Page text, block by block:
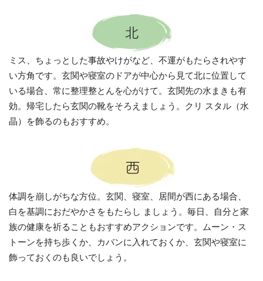
ミス、ちょっとした事故やけがなど、不運がもたらされやす
い方角です。玄関や寝室のドアが中心から見て北に位置して
いる場合、常に整理整とんを心がけて。玄関先の水まきも有
効。帰宅したら玄関の靴をそろえましょう。クリ スタル（水
晶）を飾るのもおすすめ。
体調を崩しがちな方位。玄関、寝室、居間が西にある場合、
白を基調におだやかさをもたらし ましょう。毎日、自分と家
族の健康を祈ることもおすすめアクションです。ムーン・ス
トーンを持ち歩くか、カバンに入れておくか、玄関や寝室に
飾っておくのも良いでしょう。